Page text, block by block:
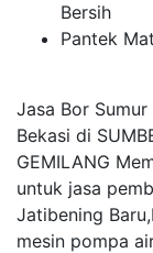
Bersih
Pantek
Jasa Bor
Bekasi di
GEMILANG
untuk jasa
Jatibening
mesin pompa